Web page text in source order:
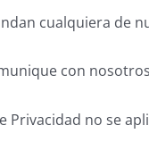
cualquiera de
con
Privacidad no se